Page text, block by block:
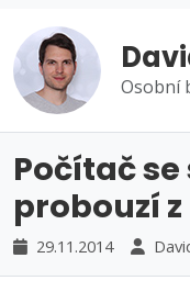
Osobní
Počítač
probouzí
29.11.2014